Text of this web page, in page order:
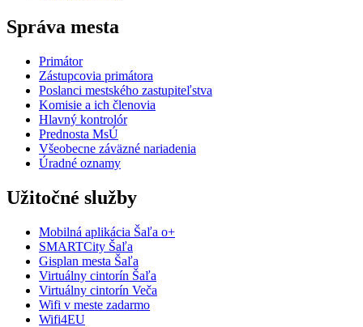
Správa mesta
Primátor
Zástupcovia primátora
Poslanci mestského zastupiteľstva
Komisie a ich členovia
Hlavný kontrolór
Prednosta MsÚ
Všeobecne záväzné nariadenia
Úradné oznamy
Užitočné služby
Mobilná aplikácia Šaľa o+
SMARTCity Šaľa
Gisplan mesta Šaľa
Virtuálny cintorín Šaľa
Virtuálny cintorín Veča
Wifi v meste zadarmo
Wifi4EU